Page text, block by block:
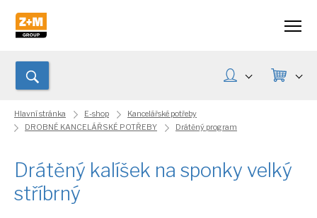
Hlavní stránka E-shop
Kancelářské potřeby
DROBNÉ KANCELÁŘSKÉ POTŘEBY
Drátěný program
Drátěný kalíšek na sponky velký
stříbrný